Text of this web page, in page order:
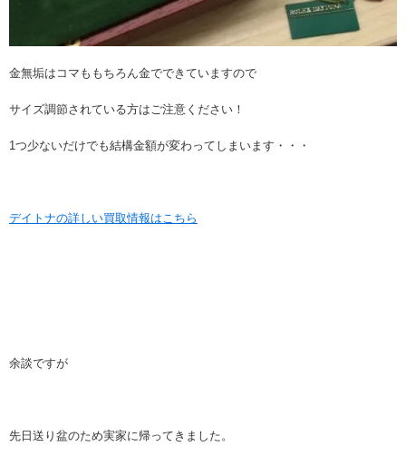
金無垢はコマももちろん金でできていますので
サイズ調節されている方はご注意ください！
1つ少ないだけでも結構金額が変わってしまいます・・・
デイトナの詳しい買取情報はこちら
余談ですが
先日送り盆のため実家に帰ってきました。